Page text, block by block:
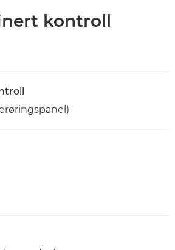
kontroll